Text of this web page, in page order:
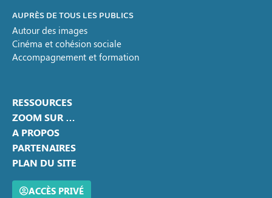
AUPRÈS DE TOUS LES PUBLICS
Autour des images
Cinéma et cohésion sociale
Accompagnement et formation
RESSOURCES
ZOOM SUR …
A PROPOS
PARTENAIRES
PLAN DU SITE
ACCÈS PRIVÉ